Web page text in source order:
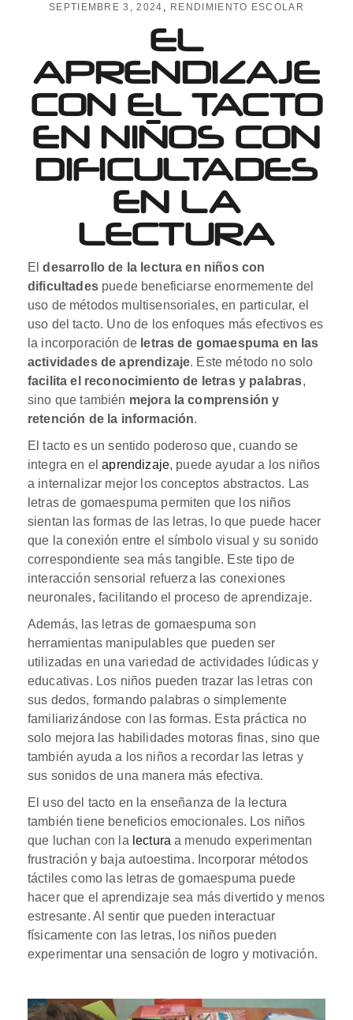
SEPTIEMBRE 3, 2024 RENDIMIENTO ESCOLAR
EL
APRENDIZAJE
CON EL TACTO
EN NIÑOS CON
DIFICULTADES
EN LA
LECTURA
Eldesarrollo de la lectura en niños con
dificultadespuede beneficiarse enormemente del
uso de métodos multisensoriales, en particular, el
uso del tacto. Uno de los enfoques más efectivos es
la incorporación de letras de gomaespuma en las
actividades de aprendizaje. Este método no solo
facilita el reconocimiento de letras y palabras,
sino que también mejora la comprensión y
retención de la información.
El tacto es un sentido poderoso que, cuando se
integra en elaprendizaje, puede ayudar a los niños
a internalizar mejor los conceptos abstractos. Las
letras de gomaespuma permiten que los niños
sientan las formas de las letras, lo que puede hacer
que la conexión entre el símbolo visual y su sonido
correspondiente sea más tangible. Este tipo de
interacción sensorial refuerza las conexiones
neuronales, facilitando el proceso de aprendizaje.
Además, las letras de gomaespuma son
herramientas manipulables que pueden ser
utilizadas en una variedad de actividades lúdicas y
educativas. Los niños pueden trazar las letras con
sus dedos, formando palabras o simplemente
familiarizándose con las formas. Esta práctica no
solo mejora las habilidades motoras finas, sino que
también ayuda a los niños a recordar las letras y
sus sonidos de una manera más efectiva.
El uso del tacto en la enseñanza de la lectura
también tiene beneficios emocionales. Los niños
que luchan con la lectura a menudo experimentan
frustración y baja autoestima. Incorporar métodos
táctiles como las letras de gomaespuma puede
hacer que el aprendizaje sea más divertido y menos
estresante. Al sentir que pueden interactuar
físicamente con las letras, los niños pueden
experimentar una sensación de logro y motivación.